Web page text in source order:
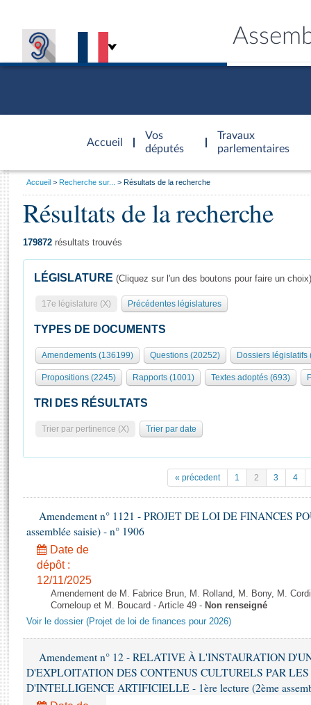
Accueil
d'accueil
Vos
députés
Travaux
parlementaires
Présidence
577 députés
Groupes politiques
Séance publique
Commissions et autres organes
Europe et International
Pétitions
Projets de loi
Propositions de loi
Amendements
Textes adoptés
Rapports d'information
Rapports d'enquête
Rapports sur l'application des lois
Baromètre de l’application des lois
Général
Rôle et pouvoirs de l'Assemblée
Organisation de l'Assemblée
Présidence Conférence des Présidents Bureau Collège des
Statistiques et chiffres clés
( Constitution | Règlement de l'Assemblée ... )
Juniors
Anciennes législatures
Liens vers les sites publics
Visiter l'Assemblée
Visite virtuelle du palais Bourbon
Assister à une séance
Contacts et plan d'accès
Photos libres de droit
Vous
Accueil Recherche sur... Résultats de la recherche
Résultats de la recherche
179872 résultats trouvés
LÉGISLATURE (Cliquez sur l'un des boutons pour faire un choix)
17e législature (X) Précédentes législatures
TYPES DE DOCUMENTS
Amendements (136199) Questions (20252) Dossiers législatifs
Propositions (2245) Rapports (1001) Textes adoptés (693)
TRI DES RÉSULTATS
Trier par pertinence (X) Trier par date
« précedent 1 2 3 4
Amendement n° 1121 - PROJET DE LOI DE FINANCES
assemblée saisie) - n° 1906
Date de
dépôt :
12/11/2025
Amendement de M. Fabrice Brun, M. Rolland, M. Bony, M.
Corneloup et M. Boucard - Article 49 - Non renseigné
Voir le dossier (Projet de loi de finances pour 2026)
Amendement n° 12 - RELATIVE À L'INSTAURATION
D'EXPLOITATION DES CONTENUS CULTURELS PAR LES
D'INTELLIGENCE ARTIFICIELLE - 1ère lecture (2ème